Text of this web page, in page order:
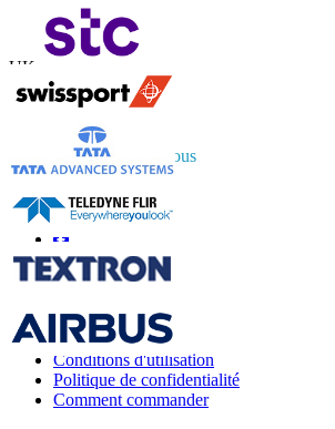
Contactez-nous
+1 833 909 2966 ( Numéro sans frais )
UK
APAC+91 744 740 1245
Connectez-vous avec nous
Informations
FAQ
Témoignages
Conditions d'utilisation
Politique de confidentialité
Comment commander